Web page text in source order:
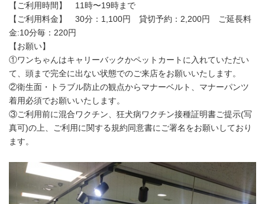
【ご利用時間】 11時〜19時まで
【ご利用料金】 30分：1,100円 貸切予約：2,200円 ご延長料
金:10分毎：220円
【お願い】
①ワンちゃんはキャリーバックかペットカートに入れていただい
て、頭まで完全に出ない状態でのご来店をお願いいたします。
②衛生面・トラブル防止の観点からマナーベルト、マナーパンツ
着用必須でお願いいたします。
③ご利用前に混合ワクチン、狂犬病ワクチン接種証明書ご提示(写
真可)の上、ご利用に関する規約同意書にご署名をお願いしており
ます。